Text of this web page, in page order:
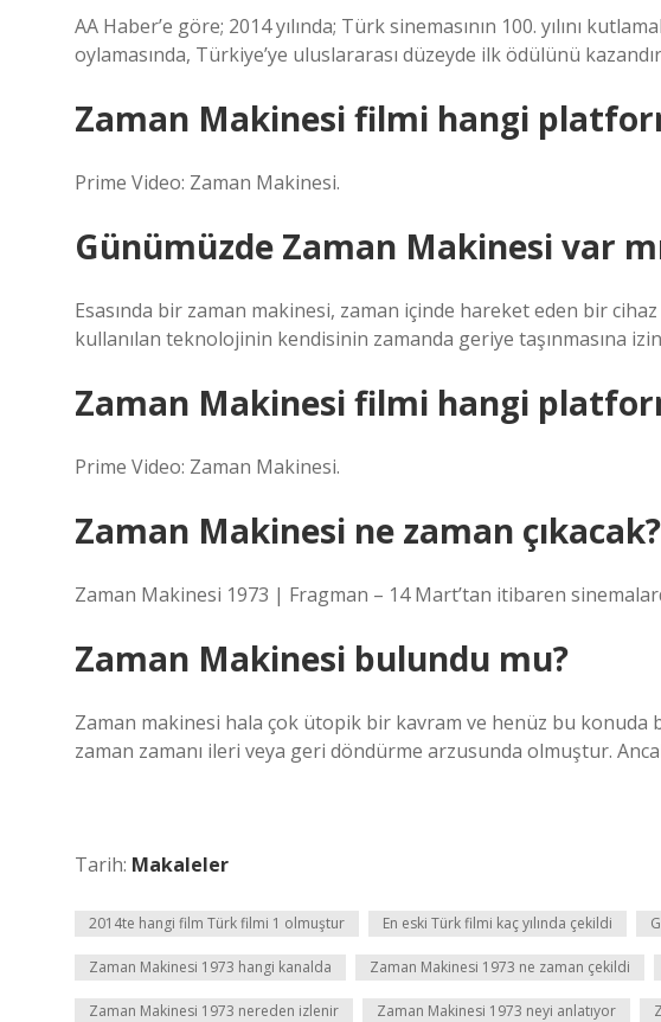
AA Haber’e göre; 2014 yılında; Türk sinemasının 100. yılını
oylamasında, Türkiye’ye uluslararası düzeyde ilk ödülünü
Zaman Makinesi filmi hangi
Prime Video: Zaman Makinesi.
Günümüzde Zaman Makinesi var
Esasında bir zaman makinesi, zaman içinde hareket eden bir
kullanılan teknolojinin kendisinin zamanda geriye taşınmasına
Zaman Makinesi filmi hangi
Prime Video: Zaman Makinesi.
Zaman Makinesi ne zaman çıkacak?
Zaman Makinesi 1973 | Fragman – 14 Mart’tan itibaren
Zaman Makinesi bulundu mu?
Zaman makinesi hala çok ütopik bir kavram ve henüz bu konuda
zaman zamanı ileri veya geri döndürme arzusunda olmuştur.
Tarih: Makaleler
2014te hangi film Türk filmi 1 olmuştur En eski Türk filmi kaç yılında çekildi
Zaman Makinesi 1973 hangi kanalda Zaman Makinesi 1973 ne zaman çekildi
Zaman Makinesi 1973 nereden izlenir Zaman Makinesi 1973 neyi anlatıyor